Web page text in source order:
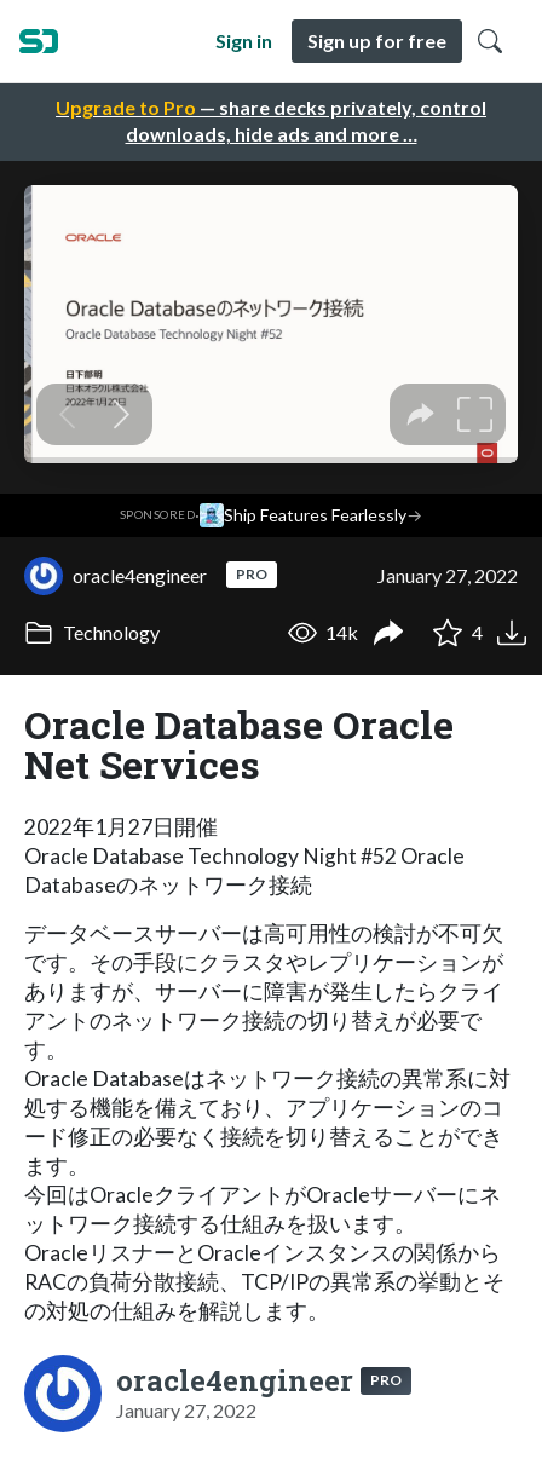
Upgrade to Pro — share decks privately, control
downloads, hide ads and more …
Sign in Sign up for free
SPONSORED· Ship Features Fearlessly→
oracle4engineer PRO January 27, 2022
Technology 14k 4
Oracle Database Oracle
Net Services
2022年1月27日開催
Oracle Database Technology Night #52 Oracle
Databaseのネットワーク接続
データベースサーバーは高可用性の検討が不可欠
です。その手段にクラスタやレプリケーションが
ありますが、サーバーに障害が発生したらクライ
アントのネットワーク接続の切り替えが必要で
す。
Oracle Databaseはネットワーク接続の異常系に対
処する機能を備えており、アプリケーションのコ
ード修正の必要なく接続を切り替えることができ
ます。
今回はOracleクライアントがOracleサーバーにネ
ットワーク接続する仕組みを扱います。
OracleリスナーとOracleインスタンスの関係から
RACの負荷分散接続、TCP/IPの異常系の挙動とそ
の対処の仕組みを解説します。
oracle4engineer PRO
January 27, 2022